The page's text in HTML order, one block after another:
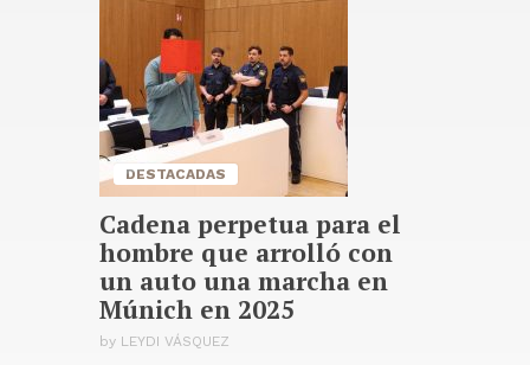
japonés
Publicado hace 23 horas
DESTACADAS
Cadena perpetua para el
hombre que arrolló con
un auto una marcha en
Múnich en 2025
by LEYDI VÁSQUEZ